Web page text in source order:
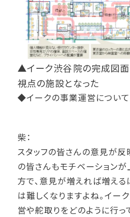
▲イーク渋谷院の完成図
視点の施設となった
◆イークの事業運営について
柴：
スタッフの皆さんの意見が反
の皆さんもモチベーションが
方で、意見が増えれば増える
は難しくなりますよね。イー
営や舵取りをどのように行っ